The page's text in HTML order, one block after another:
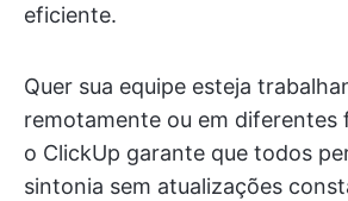
eficiente.
Quer sua equipe esteja
remotamente ou em diferentes
o ClickUp garante que todos
sintonia sem atualizações